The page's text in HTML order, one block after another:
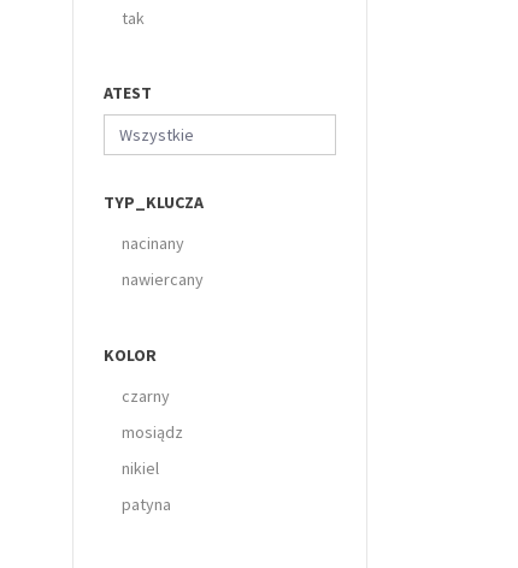
tak
ATEST
Wszystkie
TYP_KLUCZA
nacinany
nawiercany
KOLOR
czarny
mosiądz
nikiel
patyna